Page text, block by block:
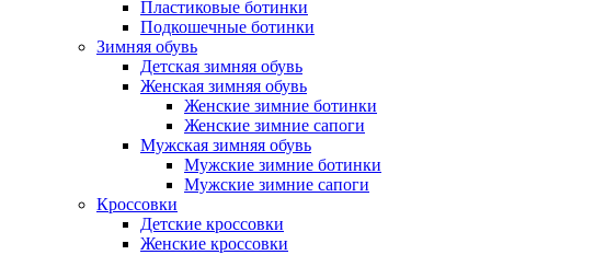
Пластиковые ботинки
Подкошечные ботинки
Зимняя обувь
Детская зимняя обувь
Женская зимняя обувь
Женские зимние ботинки
Женские зимние сапоги
Мужская зимняя обувь
Мужские зимние ботинки
Мужские зимние сапоги
Кроссовки
Детские кроссовки
Женские кроссовки